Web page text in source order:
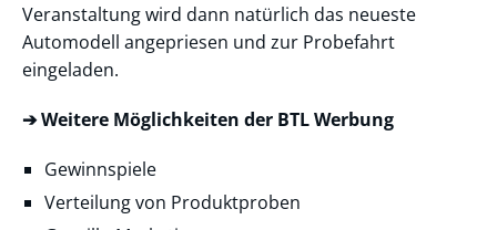
Veranstaltung wird dann natürlich das neueste
Automodell angepriesen und zur Probefahrt
eingeladen.
➔ Weitere Möglichkeiten der BTL Werbung
Gewinnspiele
Verteilung von Produktproben